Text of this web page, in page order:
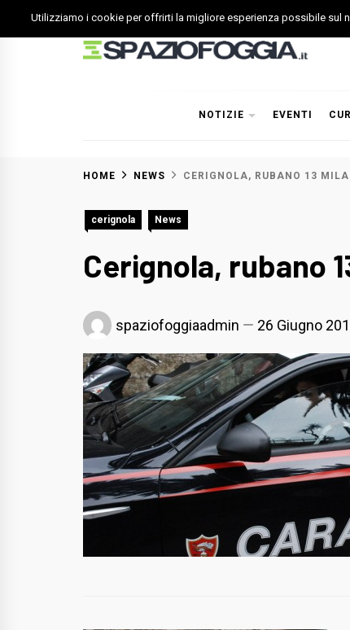
to
NOTIZIE EVENTI
HOME NEWS CERIGNOLA, RUBANO 13
cerignola News
Cerignola, rubano
spaziofoggiaadmin 26 Giugno
Utilizziamo i cookie per offrirti la migliore esperienza possibile sul